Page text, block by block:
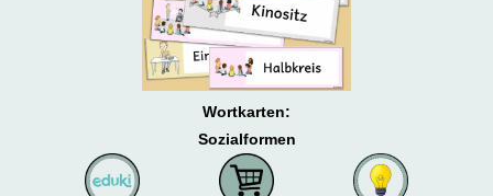
Wortkarten:
Sozialformen